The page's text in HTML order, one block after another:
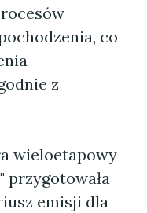
co
z
wieloetapowy
przygotowała
emisji dla